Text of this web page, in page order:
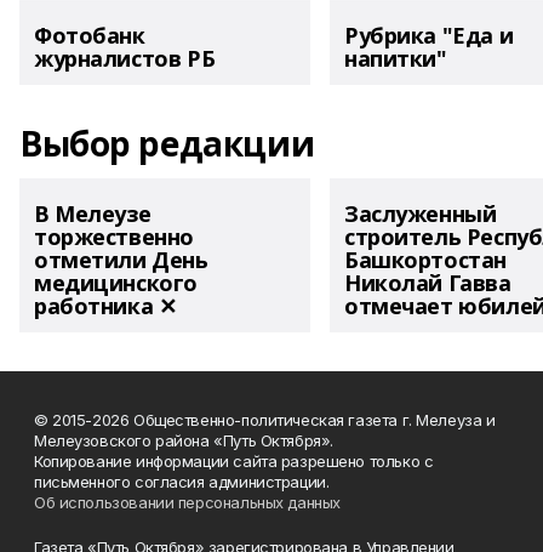
Фотобанк
журналистов РБ
Рубрика "Еда и
напитки"
Выбор редакции
В Мелеузе
торжественно
отметили День
медицинского
работника ✕
Заслуженный
строитель
Башкортостан
Николай Гавва
отмечает
© 2015-2026 Общественно-политическая газета г. Мелеуза и
Мелеузовского района «Путь Октября».
Копирование информации сайта разрешено только с
письменного согласия администрации.
Об использовании персональных данных
Газета «Путь Октября» зарегистрирована в Управлении